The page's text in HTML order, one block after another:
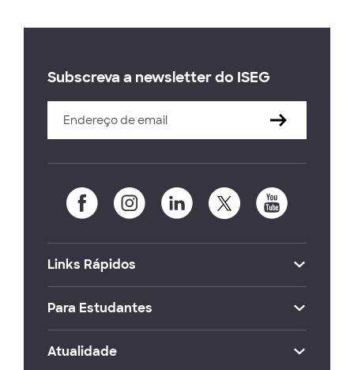
Subscreva a newsletter do ISEG
Links Rápidos
Para Estudantes
Atualidade